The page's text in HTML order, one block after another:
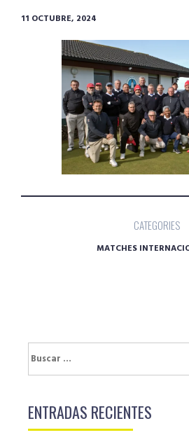
11 OCTUBRE, 2024
CATEGORIES
MATCHES
Buscar:
ENTRADAS RECIENTES